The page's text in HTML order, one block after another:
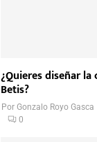
¿Quieres diseñar la
Betis?
PorGonzalo Royo Gasca
0